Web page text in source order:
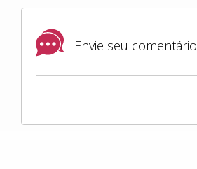
Envie seu comentário